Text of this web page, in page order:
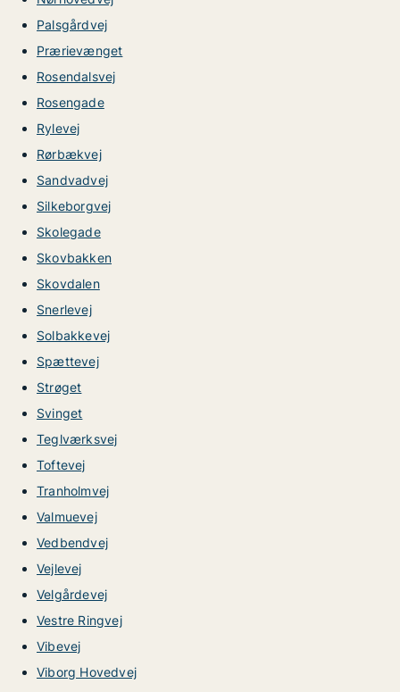
Palsgårdvej
Prærievænget
Rosendalsvej
Rosengade
Rylevej
Rørbækvej
Sandvadvej
Silkeborgvej
Skolegade
Skovbakken
Skovdalen
Snerlevej
Solbakkevej
Spættevej
Strøget
Svinget
Teglværksvej
Toftevej
Tranholmvej
Valmuevej
Vedbendvej
Vejlevej
Velgårdevej
Vestre Ringvej
Vibevej
Viborg Hovedvej